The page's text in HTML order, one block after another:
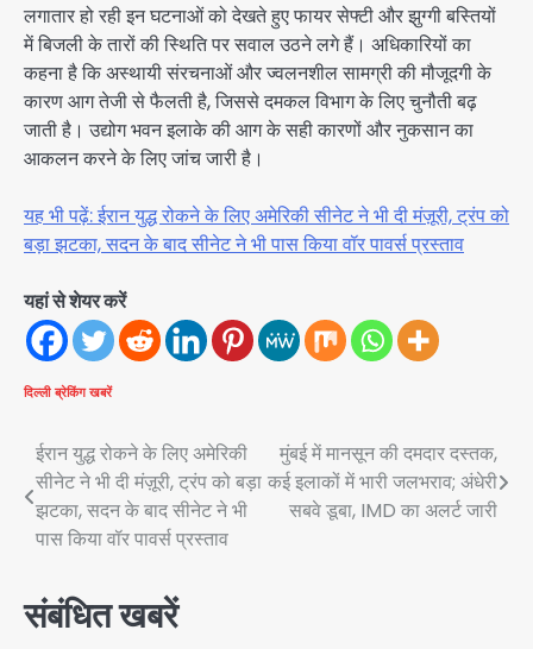
लगातार हो रही इन घटनाओं को देखते हुए फायर सेफ्टी और झुग्गी बस्तियों
में बिजली के तारों की स्थिति पर सवाल उठने लगे हैं। अधिकारियों का
कहना है कि अस्थायी संरचनाओं और ज्वलनशील सामग्री की मौजूदगी के
कारण आग तेजी से फैलती है, जिससे दमकल विभाग के लिए चुनौती बढ़
जाती है। उद्योग भवन इलाके की आग के सही कारणों और नुकसान का
आकलन करने के लिए जांच जारी है।
यह भी पढ़ें: ईरान युद्ध रोकने के लिए अमेरिकी सीनेट ने भी दी मंज़ूरी, ट्रंप को
बड़ा झटका, सदन के बाद सीनेट ने भी पास किया वॉर पावर्स प्रस्ताव
यहां से शेयर करें
दिल्ली ब्रेकिंग खबरें
Post
navigation
ईरान युद्ध रोकने के लिए अमेरिकी
सीनेट ने भी दी मंज़ूरी, ट्रंप को बड़ा
झटका, सदन के बाद सीनेट ने भी
पास किया वॉर पावर्स प्रस्ताव
मुंबई में मानसून की दमदार दस्तक,
कई इलाकों में भारी जलभराव; अंधेरी
सबवे डूबा, IMD का अलर्ट जारी
संबंधित खबरें